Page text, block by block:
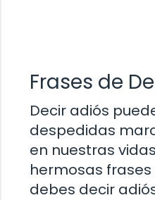
Frases de
Decir adiós
despedidas
en nuestras
hermosas
debes decir